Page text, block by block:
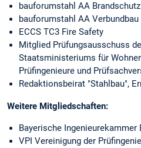
bauforumstahl AA
bauforumstahl AA Verbundbau
ECCS TC3 Fire Safety
Mitglied Prüfungsausschuss
Staatsministeriums für
Prüfingenieure und
Redaktionsbeirat "Stahlbau",
Weitere Mitgliedschaften:
Bayerische Ingenieurekammer
VPI Vereinigung der